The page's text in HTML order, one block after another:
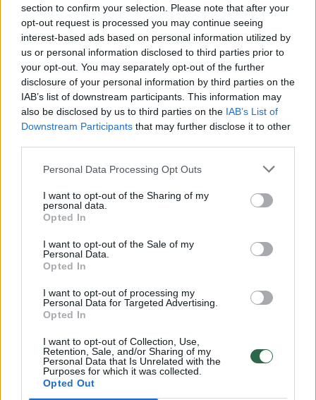
section to confirm your selection. Please note that after your
opt-out request is processed you may continue seeing
interest-based ads based on personal information utilized by
us or personal information disclosed to third parties prior to
your opt-out. You may separately opt-out of the further
disclosure of your personal information by third parties on the
IAB’s list of downstream participants. This information may
also be disclosed by us to third parties on the IAB’s List of
Downstream Participants that may further disclose it to other
Personal Data Processing Opt Outs
I want to opt-out of the Sharing of my
personal data.
Opted In
I want to opt-out of the Sale of my
Personal Data.
Opted In
I want to opt-out of processing my
Personal Data for Targeted Advertising.
Opted In
I want to opt-out of Collection, Use,
Retention, Sale, and/or Sharing of my
Personal Data that Is Unrelated with the
Purposes for which it was collected.
Opted Out
Augintinis Suteik namus
Grandinė, būda ir beveik 4 metai
prieglaudoje: Svaras vis dar tiki,
kad jo likimas pasikeis
2026 m. rugpjūčio 8 d. 12:02
Lrytas.lt
Vilniaus gyvūnų globos organizacija „Lesė“
kviečia susipažinti su vienu iš savo
globotinių – 11 metų Svaru. Nors didžiąją